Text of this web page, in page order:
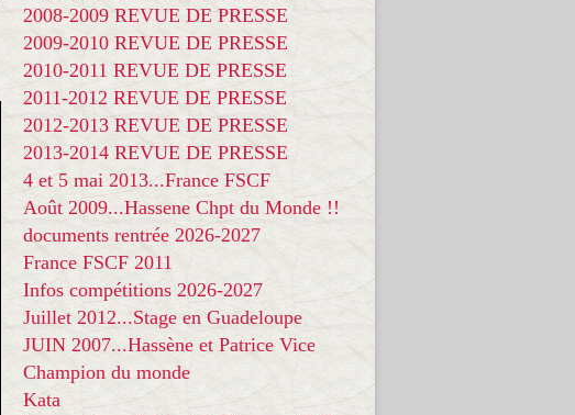
2008-2009 REVUE DE PRESSE
2009-2010 REVUE DE PRESSE
2010-2011 REVUE DE PRESSE
2011-2012 REVUE DE PRESSE
2012-2013 REVUE DE PRESSE
2013-2014 REVUE DE PRESSE
4 et 5 mai 2013...France FSCF
Août 2009...Hassene Chpt du Monde !!
documents rentrée 2026-2027
France FSCF 2011
Infos compétitions 2026-2027
Juillet 2012...Stage en Guadeloupe
JUIN 2007...Hassène et Patrice Vice
Champion du monde
Kata